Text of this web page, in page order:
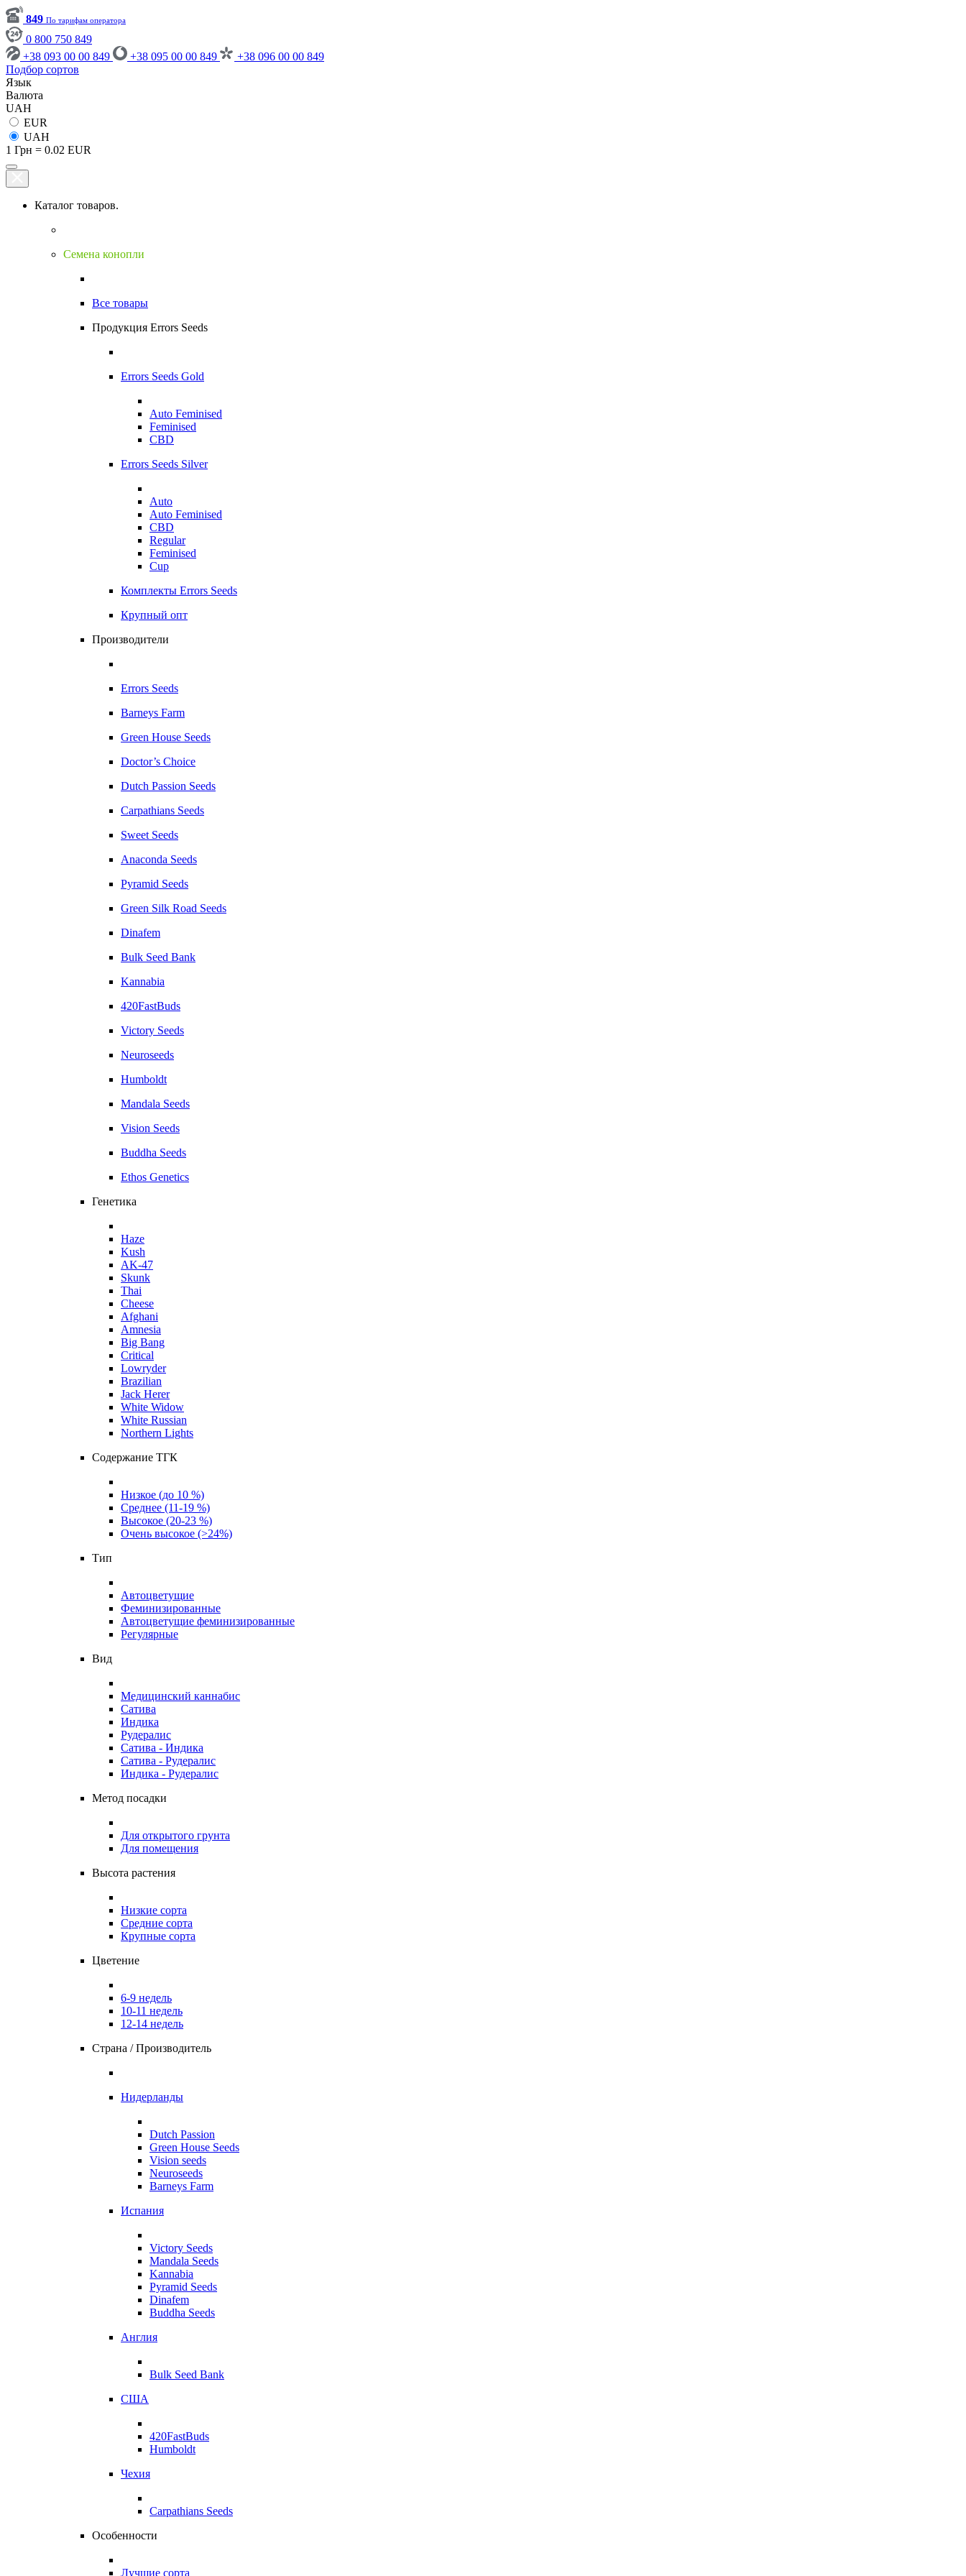
849 По тарифам оператора
0 800 750 849
+38 093 00 00 849
+38 095 00 00 849
+38 096 00 00 849
Подбор сортов
Язык
Валюта
UAH
EUR
UAH
1 Грн = 0.02 EUR
Каталог товаров.
Семена конопли
Все товары
Продукция Errors Seeds
Errors Seeds Gold
Auto Feminised
Feminised
CBD
Errors Seeds Silver
Auto
Auto Feminised
CBD
Regular
Feminised
Cup
Комплекты Errors Seeds
Крупный опт
Производители
Errors Seeds
Barneys Farm
Green House Seeds
Doctor’s Choice
Dutch Passion Seeds
Carpathians Seeds
Sweet Seeds
Anaconda Seeds
Pyramid Seeds
Green Silk Road Seeds
Dinafem
Bulk Seed Bank
Kannabia
420FastBuds
Victory Seeds
Neuroseeds
Humboldt
Mandala Seeds
Vision Seeds
Buddha Seeds
Ethos Genetics
Генетика
Haze
Kush
AK-47
Skunk
Thai
Cheese
Afghani
Amnesia
Big Bang
Critical
Lowryder
Brazilian
Jack Herer
White Widow
White Russian
Northern Lights
Содержание ТГК
Низкое (до 10 %)
Среднее (11-19 %)
Высокое (20-23 %)
Очень высокое (>24%)
Тип
Автоцветущие
Феминизированные
Автоцветущие феминизированные
Регулярные
Вид
Медицинский каннабис
Сатива
Индика
Рудералис
Сатива - Индика
Сатива - Рудералис
Индика - Рудералис
Метод посадки
Для открытого грунта
Для помещения
Высота растения
Низкие сорта
Средние сорта
Крупные сорта
Цветение
6-9 недель
10-11 недель
12-14 недель
Страна / Производитель
Нидерланды
Dutch Passion
Green House Seeds
Vision seeds
Neuroseeds
Barneys Farm
Испания
Victory Seeds
Mandala Seeds
Kannabia
Pyramid Seeds
Dinafem
Buddha Seeds
Англия
Bulk Seed Bank
США
420FastBuds
Humboldt
Чехия
Carpathians Seeds
Особенности
Лучшие сорта